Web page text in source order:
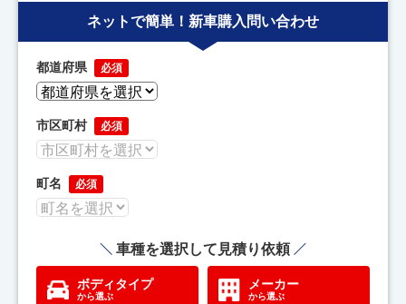
ネットで簡単！新車購入問い合わせ
都道府県 必須
市区町村 必須
町名 必須
車種を選択して見積り依頼
ボディタイプ
から選ぶ
メーカー
から選ぶ